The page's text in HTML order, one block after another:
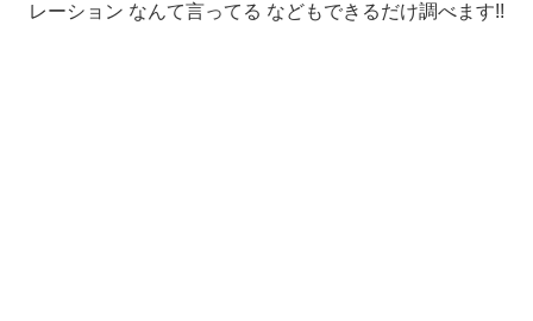
レーション なんて言ってる などもできるだけ調べます!!